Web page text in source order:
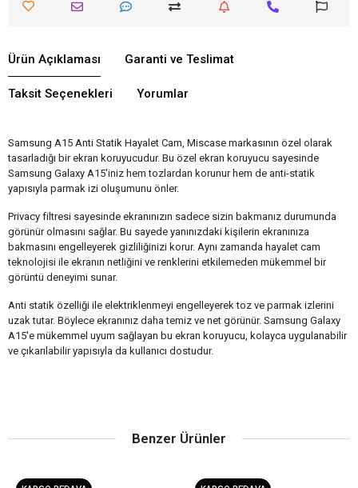
Ürün Açıklaması Garanti ve Teslimat
Taksit Seçenekleri Yorumlar
Samsung A15 Anti Statik Hayalet Cam, Miscase markasının özel olarak
tasarladığı bir ekran koruyucudur. Bu özel ekran koruyucu sayesinde
Samsung Galaxy A15'iniz hem tozlardan korunur hem de anti-statik
yapısıyla parmak izi oluşumunu önler.
Privacy filtresi sayesinde ekranınızın sadece sizin bakmanız durumunda
görünür olmasını sağlar. Bu sayede yanınızdaki kişilerin ekranınıza
bakmasını engelleyerek gizliliğinizi korur. Aynı zamanda hayalet cam
teknolojisi ile ekranın netliğini ve renklerini etkilemeden mükemmel bir
görüntü deneyimi sunar.
Anti statik özelliği ile elektriklenmeyi engelleyerek toz ve parmak izlerini
uzak tutar. Böylece ekranınız daha temiz ve net görünür. Samsung Galaxy
A15'e mükemmel uyum sağlayan bu ekran koruyucu, kolayca uygulanabilir
ve çıkarılabilir yapısıyla da kullanıcı dostudur.
Benzer Ürünler